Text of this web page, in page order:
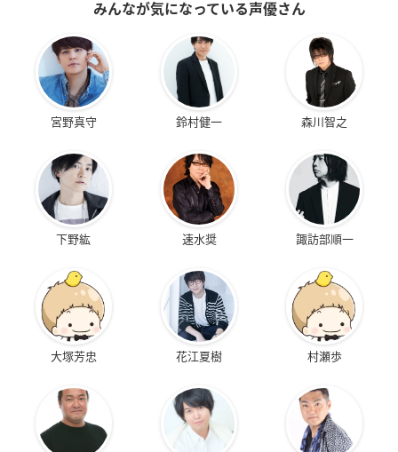
みんなが気になっている声優さん
宮野真守 鈴村健一 森川智之
下野紘 速水奨 諏訪部順一
大塚芳忠 花江夏樹 村瀬歩